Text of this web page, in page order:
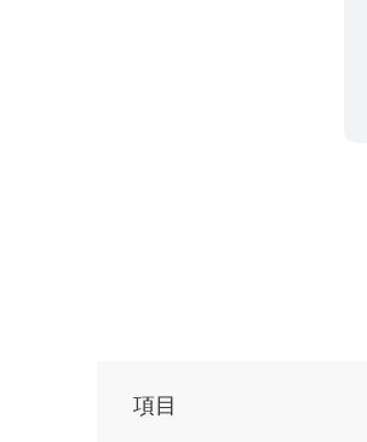
項目